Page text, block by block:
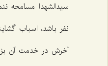
سيدالشهدا مسامحه
نفر باشد، اسباب
آخرش در خدمت آن